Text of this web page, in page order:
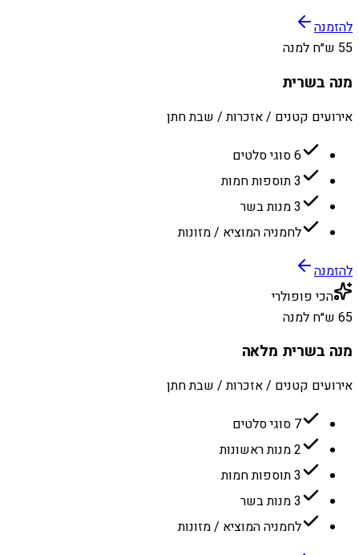
להזמנה
55 ש״ח למנה
מנה בשרית
אירועים קטנים / אזכרות / שבת חתן
6 סוגי סלטים
3 תוספות חמות
3 מנות בשר
לחמניה המוציא / מזונות
להזמנה
הכי פופולרי
65 ש״ח למנה
מנה בשרית מלאה
אירועים קטנים / אזכרות / שבת חתן
7 סוגי סלטים
2 מנות ראשונות
3 תוספות חמות
3 מנות בשר
לחמניה המוציא / מזונות